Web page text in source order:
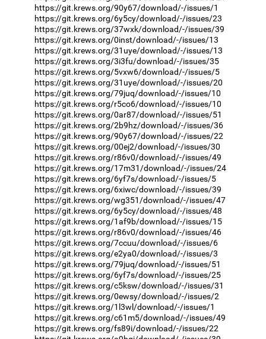
https://git.krews.org/90y67/download/-/issues/1
https://git.krews.org/6y5cy/download/-/issues/23
https://git.krews.org/37wxk/download/-/issues/39
https://git.krews.org/0inst/download/-/issues/13
https://git.krews.org/31uye/download/-/issues/13
https://git.krews.org/3i3fu/download/-/issues/35
https://git.krews.org/5vxw6/download/-/issues/5
https://git.krews.org/31uye/download/-/issues/20
https://git.krews.org/79juq/download/-/issues/10
https://git.krews.org/r5co6/download/-/issues/10
https://git.krews.org/0ar87/download/-/issues/51
https://git.krews.org/2b9hz/download/-/issues/36
https://git.krews.org/90y67/download/-/issues/22
https://git.krews.org/00ej2/download/-/issues/30
https://git.krews.org/r86v0/download/-/issues/49
https://git.krews.org/17m31/download/-/issues/24
https://git.krews.org/6yf7s/download/-/issues/5
https://git.krews.org/6xiwc/download/-/issues/39
https://git.krews.org/wg351/download/-/issues/47
https://git.krews.org/6y5cy/download/-/issues/48
https://git.krews.org/1af9b/download/-/issues/15
https://git.krews.org/r86v0/download/-/issues/46
https://git.krews.org/7ccuu/download/-/issues/6
https://git.krews.org/e2ya0/download/-/issues/3
https://git.krews.org/79juq/download/-/issues/51
https://git.krews.org/6yf7s/download/-/issues/25
https://git.krews.org/c5ksw/download/-/issues/31
https://git.krews.org/0ewsy/download/-/issues/2
https://git.krews.org/1l3wl/download/-/issues/1
https://git.krews.org/c61m5/download/-/issues/49
https://git.krews.org/fs89i/download/-/issues/22